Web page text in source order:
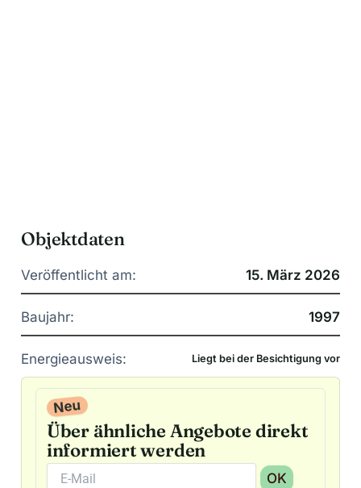
Objektdaten
Veröffentlicht am: 15. März 2026
Baujahr: 1997
Energieausweis: Liegt bei der Besichtigung vor
Neu
Über ähnliche Angebote direkt
informiert werden
OK